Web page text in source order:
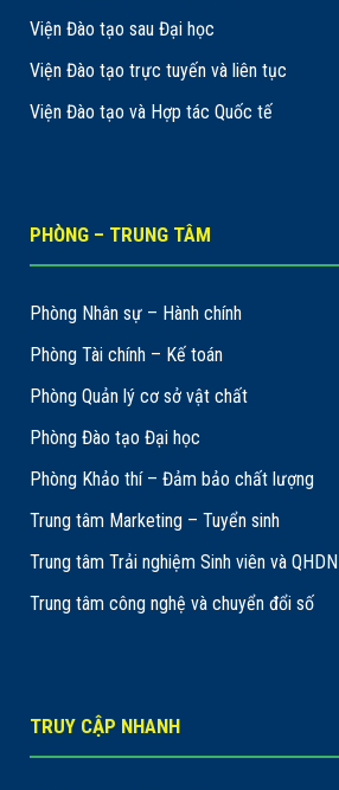
Viện Đào tạo sau Đại học
Viện Đào tạo trực tuyến và liên tục
Viện Đào tạo và Hợp tác Quốc tế
PHÒNG – TRUNG TÂM
Phòng Nhân sự – Hành chính
Phòng Tài chính – Kế toán
Phòng Quản lý cơ sở vật chất
Phòng Đào tạo Đại học
Phòng Khảo thí – Đảm bảo chất lượng
Trung tâm Marketing – Tuyển sinh
Trung tâm Trải nghiệm Sinh viên và QHDN
Trung tâm công nghệ và chuyển đổi số
TRUY CẬP NHANH